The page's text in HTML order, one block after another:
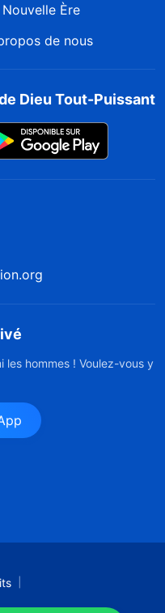
Nouvelle Ère
de nous
Dieu Tout-Puissant
les hommes ! Voulez-vous y